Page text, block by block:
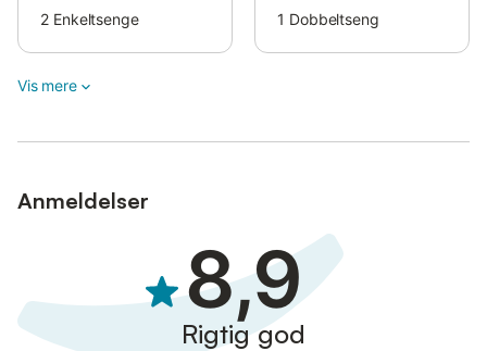
2 Enkeltsenge
1 Dobbeltseng
Vis mere
Anmeldelser
8,9
Rigtig god